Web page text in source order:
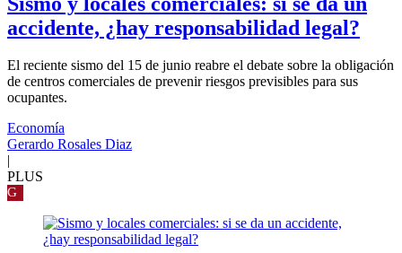
accidente, ¿hay responsabilidad legal?
El reciente sismo del 15 de junio reabre el debate sobre la obligación
de centros comerciales de prevenir riesgos previsibles para sus
ocupantes.
Economía
Gerardo Rosales Diaz
PLUS
G